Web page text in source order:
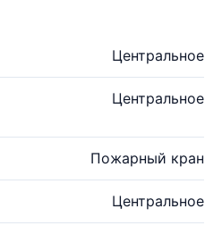
Центральное
Центральное
Пожарный кран
Центральное